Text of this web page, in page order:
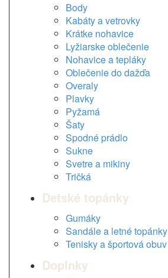
Body
Kabáty a vetrovky
Krátke nohavice
Lyžiarske oblečenie
Nohavice a tepláky
Oblečenie do dažďa
Overaly
Plavky
Pyžamá
Šaty
Spodné prádlo
Sukne
Svetre a mikiny
Tričká
Detské topánky
Gumáky
Sandále a letné topánky
Tenisky a športová obuv
Doplnky